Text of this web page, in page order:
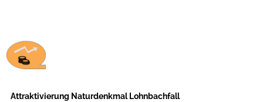
Attraktivierung Naturdenkmal Lohnbachfall